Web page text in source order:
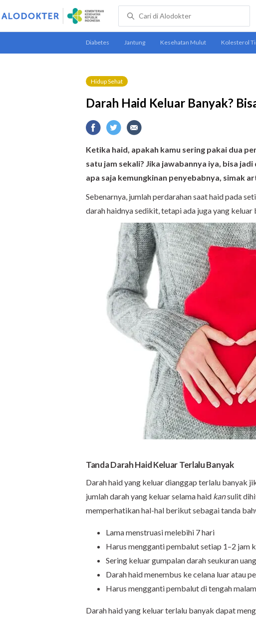
Hidup Sehat
Darah Haid Keluar Banyak?
Ketika haid, apakah kamu sering pakai dua
satu jam sekali? Jika jawabannya iya, bisa
apa saja kemungkinan penyebabnya, simak
Sebenarnya, jumlah perdarahan saat haid pada
darah haidnya sedikit, tetapi ada juga yang
TandaDarah Haid KeluarTerlaluBanyak
Darah haid yang keluar dianggap terlalu banyak
jumlah darah yang keluar selama haid kansulit
memperhatikan hal-hal berikut sebagai tanda
Lama menstruasi melebihi 7 hari
Harus mengganti pembalut setiap 1–2 jam
Sering keluar gumpalan darah seukuran
Darah haid menembus ke celana luar atau
Harus mengganti pembalut di tengah
Darah haid yang keluar terlalu banyak dapat